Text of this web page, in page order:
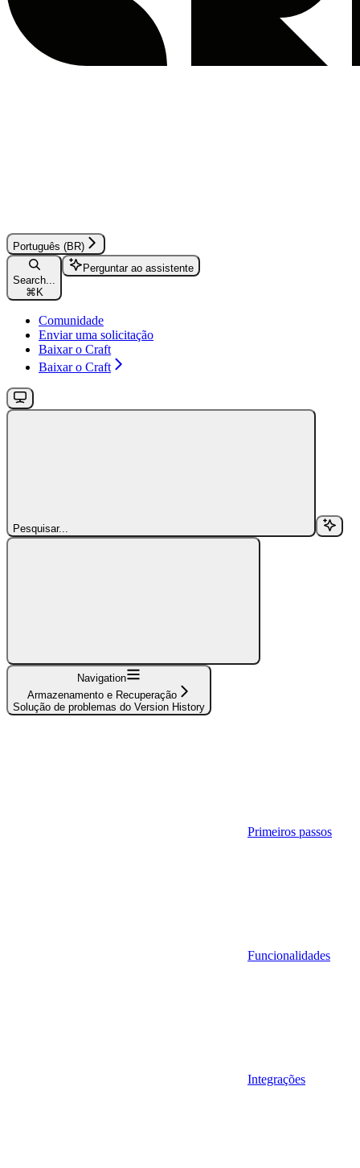
Português (BR)
Search...
⌘K
Perguntar ao assistente
Comunidade
Enviar uma solicitação
Baixar o Craft
Baixar o Craft
Pesquisar...
Navigation
Armazenamento e Recuperação
Solução de problemas do Version History
Primeiros passos
Funcionalidades
Integrações